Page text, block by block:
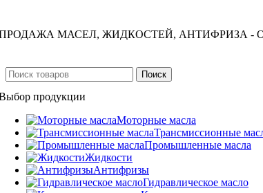
МАСЕЛ, ЖИДКОСТЕЙ, АНТИФРИЗА -
Поиск
продукции
Моторные масла
Трансмиссионные
Промышленные масла
Жидкости
Антифризы
Гидравлическое масло